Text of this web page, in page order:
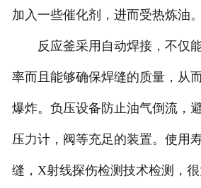
加入一些催化剂，进而受热炼油。
反应釜采用自动焊接，不仅能
率而且能够确保焊缝的质量，从
爆炸。负压设备防止油气倒流，
压力计，阀等充足的装置。使用
缝，X射线探伤检测技术检测，